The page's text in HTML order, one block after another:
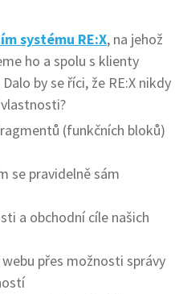
systému RE:X, na jehož
ho a spolu s klienty
by se říci, že RE:X nikdy
vlastnosti?
(funkčních bloků)
se pravidelně sám
a obchodní cíle našich
webu přes možnosti správy